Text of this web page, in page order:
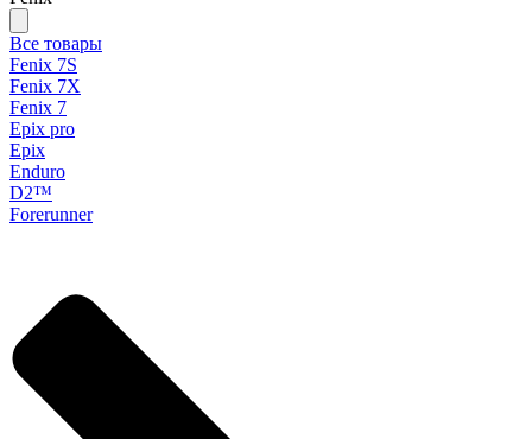
Все товары
Fenix 7S
Fenix 7X
Fenix 7
Epix pro
Epix
Enduro
D2™
Forerunner